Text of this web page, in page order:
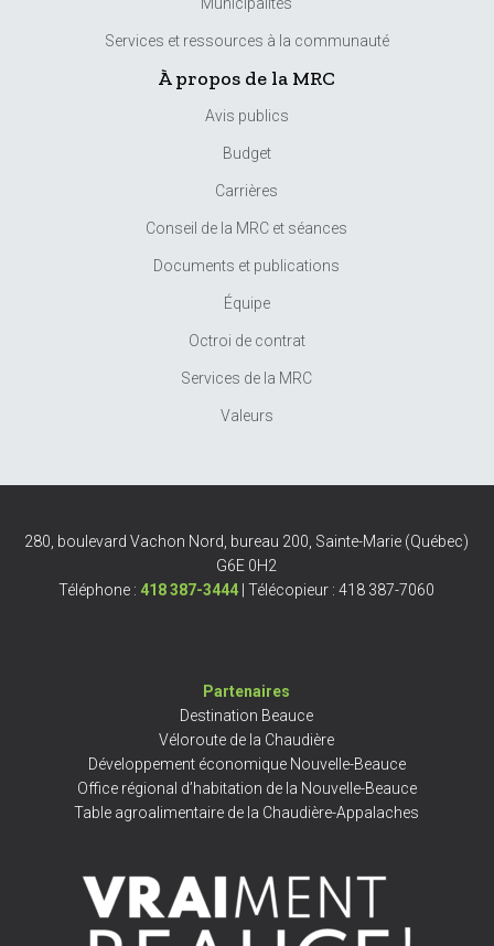
Services et ressources à la communauté
À propos de la MRC
Avis publics
Budget
Carrières
Conseil de la MRC et séances
Documents et publications
Équipe
Octroi de contrat
Services de la MRC
Valeurs
280, boulevard Vachon Nord, bureau 200, Sainte-Marie (Québec)
G6E 0H2
Téléphone : 418 387-3444 | Télécopieur : 418 387-7060
Partenaires
Destination Beauce
Véloroute de la Chaudière
Développement économique Nouvelle-Beauce
Office régional d’habitation de la Nouvelle-Beauce
Table agroalimentaire de la Chaudière-Appalaches